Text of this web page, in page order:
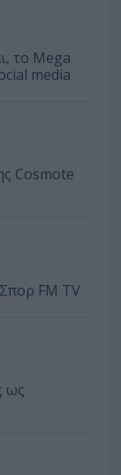
το Mega
media
Cosmote
FM TV
ως